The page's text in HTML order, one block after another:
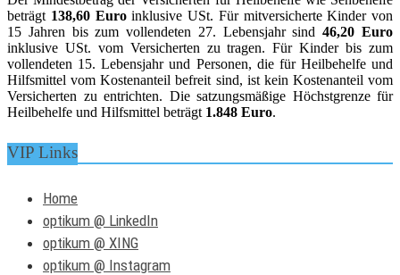
beträgt 138,60 Euroinklusive USt. Für mitversicherte Kinder von
15 Jahren bis zum vollendeten 27. Lebensjahr sind46,20 Euro
inklusive USt. vom Versicherten zu tragen. Für Kinder bis zum
vollendeten 15. Lebensjahr und Personen, die für Heilbehelfe und
Hilfsmittel vom Kostenanteil befreit sind, ist kein Kostenanteil vom
Versicherten zu entrichten. Die satzungsmäßige Höchstgrenze für
Heilbehelfe und Hilfsmittel beträgt 1.848 Euro.
VIP Links
Home
optikum @ LinkedIn
optikum @ XING
optikum @ Instagram